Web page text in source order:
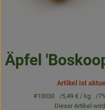
Jobkiste
Über Grünland
Äpfel
Artikel ist
#10030 5,49 €/ kg
Dieser Artikel